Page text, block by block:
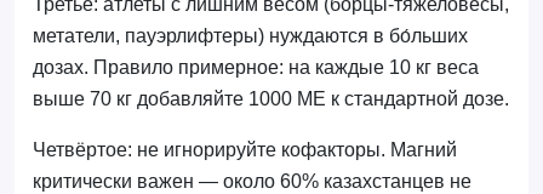
метатели, пауэрлифтеры) нуждаются в бо́льших
дозах. Правило примерное: на каждые 10 кг веса
выше 70 кг добавляйте 1000 МЕ к стандартной дозе.
Четвёртое: не игнорируйте кофакторы. Магний
критически важен — около 60% казахстанцев не